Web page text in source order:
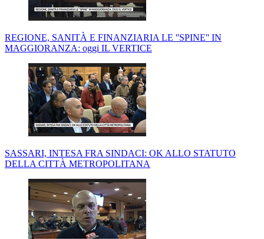
REGIONE, SANITÀ E FINANZIARIA LE ''SPINE'' IN
MAGGIORANZA: oggi IL VERTICE
SASSARI, INTESA FRA SINDACI: OK ALLO STATUTO
DELLA CITTÀ METROPOLITANA